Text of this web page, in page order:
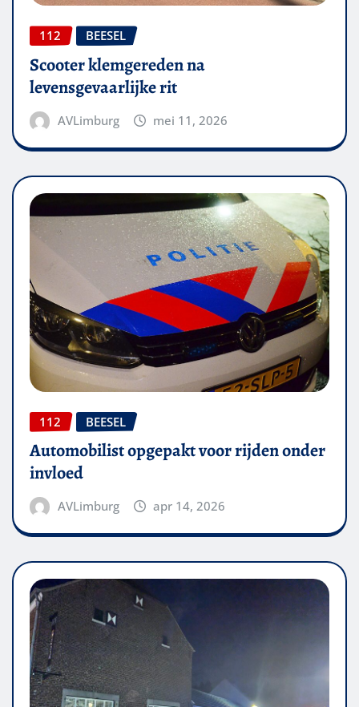
112 BEESEL
Scooter klemgereden na
levensgevaarlijke rit
AVLimburg mei 11, 2026
112 BEESEL
Automobilist opgepakt voor rijden onder
invloed
AVLimburg apr 14, 2026